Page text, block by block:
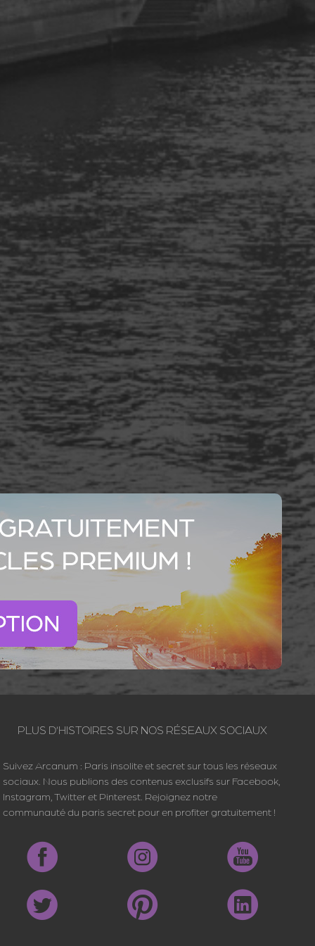
PLUS D’HISTOIRES SUR NOS RÉSEAUX SOCIAUX
Suivez Arcanum : Paris insolite et secret sur tous les réseaux
sociaux. Nous publions des contenus exclusifs sur Facebook,
Instagram, Twitter et Pinterest. Rejoignez notre
communauté du paris secret pour en profiter gratuitement !